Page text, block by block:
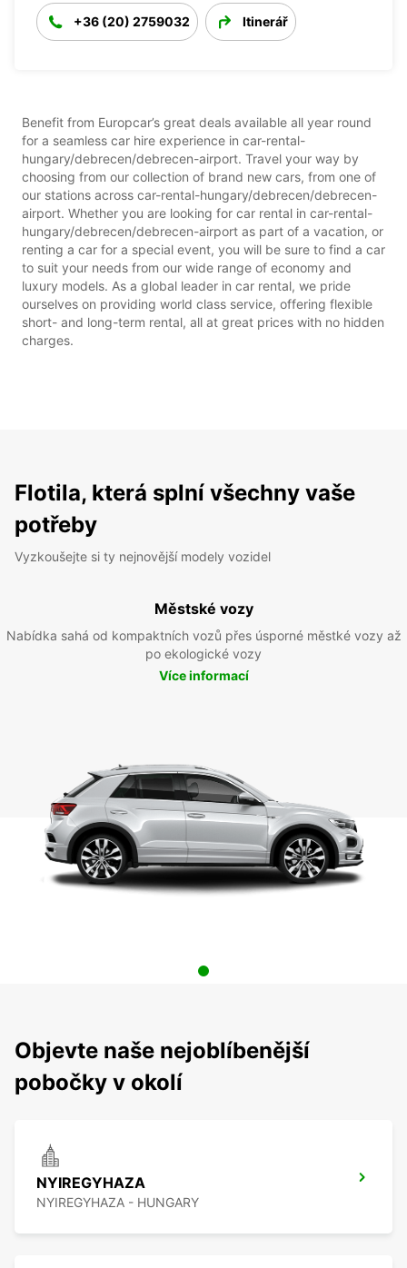
+36 (20) 2759032 Itinerář
Benefit from Europcar’s great deals available all year round
for a seamless car hire experience in car-rental-
hungary/debrecen/debrecen-airport. Travel your way by
choosing from our collection of brand new cars, from one of
our stations across car-rental-hungary/debrecen/debrecen-
airport. Whether you are looking for car rental in car-rental-
hungary/debrecen/debrecen-airport as part of a vacation, or
renting a car for a special event, you will be sure to find a car
to suit your needs from our wide range of economy and
luxury models. As a global leader in car rental, we pride
ourselves on providing world class service, offering flexible
short- and long-term rental, all at great prices with no hidden
charges.
Flotila, která splní všechny vaše
potřeby
Vyzkoušejte si ty nejnovější modely vozidel
Městské vozy
Nabídka sahá od kompaktních vozů přes úsporné městké vozy až
po ekologické vozy
Více informací
Objevte naše nejoblíbenější
pobočky v okolí
NYIREGYHAZA
NYIREGYHAZA - HUNGARY